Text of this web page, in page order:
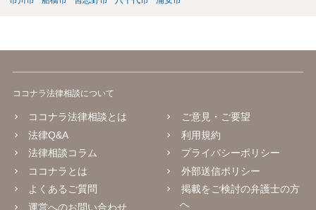
ココナラ法律相談について
ココナラ法律相談とは
法律Q&A
法律相談コラム
ココナラとは
よくあるご質問
運営へのお問い合わせ
ご意見・ご要望
利用規約
プライバシーポリシー
外部送信ポリシー
掲載をご検討の弁護士の方
へ